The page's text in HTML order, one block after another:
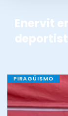
Enervit
PIRAGÜISMO